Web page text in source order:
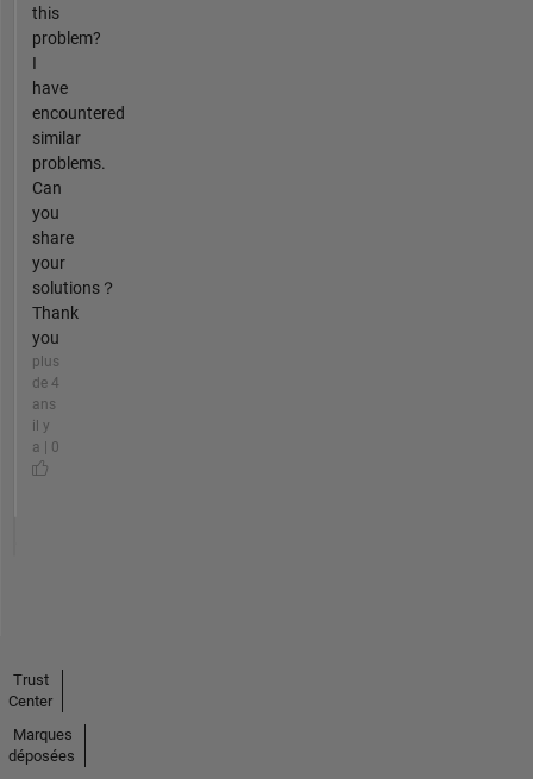
this
problem?
I
have
encountered
similar
problems.
Can
you
share
your
solutions？
Thank
you
plus
de 4
ans
il y
a | 0
Trust
Center
Marques
déposées